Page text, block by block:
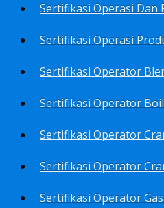
Sertifikasi Operasi
Sertifikasi Operator
Sertifikasi Operator
Sertifikasi Operator
Sertifikasi Operator